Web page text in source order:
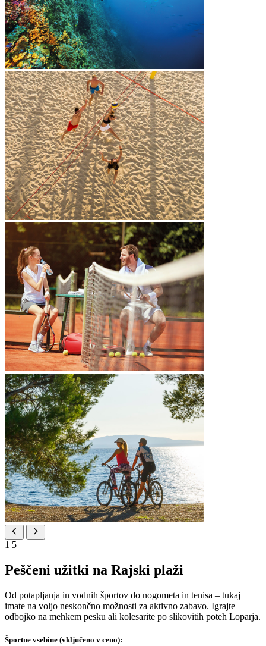
1 5
Peščeni užitki na Rajski plaži
Od potapljanja in vodnih športov do nogometa in tenisa – tukaj
imate na voljo neskončno možnosti za aktivno zabavo. Igrajte
odbojko na mehkem pesku ali kolesarite po slikovitih poteh Loparja.
Športne vsebine (vključeno v ceno):